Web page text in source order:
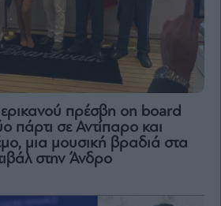
πρέσβη on board
πάρτι σε Αντίπαρο και
μια μουσική βραδιά στα
στην Άνδρο